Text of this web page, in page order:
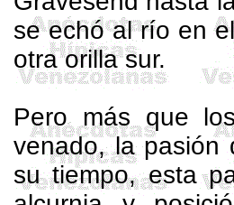
se echó al río en
otra orilla sur.
Pero más que
venado, la
su tiempo, esta